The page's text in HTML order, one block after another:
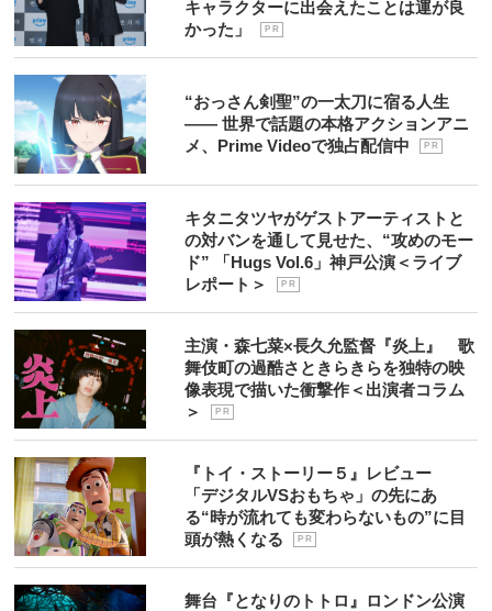
キャラクターに出会えたことは運が良
かった」
P R
“おっさん剣聖”の一太刀に宿る人生
―― 世界で話題の本格アクションアニ
メ、Prime Videoで独占配信中
P R
キタニタツヤがゲストアーティストと
の対バンを通して見せた、“攻めのモー
ド” 「Hugs Vol.6」神戸公演＜ライブ
レポート＞
P R
主演・森七菜×長久允監督『炎上』 歌
舞伎町の過酷さときらきらを独特の映
像表現で描いた衝撃作＜出演者コラム
＞
P R
『トイ・ストーリー５』レビュー
「デジタルVSおもちゃ」の先にあ
る“時が流れても変わらないもの”に目
頭が熱くなる
P R
舞台『となりのトトロ』ロンドン公演